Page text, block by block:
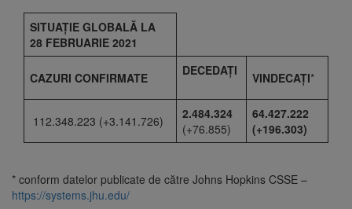
SITUAȚIE GLOBALĂ LA
28 FEBRUARIE 2021
CAZURI CONFIRMATE DECEDAȚI VINDECAȚI*
112.348.223 (+3.141.726)
2.484.324
(+76.855)
64.427.222
(+196.303)
* conform datelor publicate de către Johns Hopkins CSSE –
https://systems.jhu.edu/